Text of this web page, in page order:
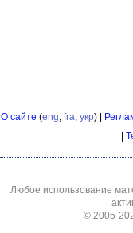
О сайте (eng, fra, укр) |
Любое использование
© 2005-